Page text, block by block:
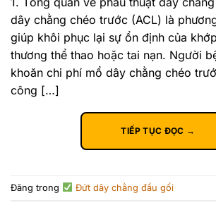
dây chằng chéo trước (ACL) là
giúp khôi phục lại sự ổn định của
thương thể thao hoặc tai nạn. Người
khoăn chi phí mổ dây chằng chéo
công […]
TIẾP TỤC ĐỌC →
Đăng trong Đứt dây chằng đầu gối